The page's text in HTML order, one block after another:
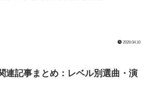
2026.04.10
連記事まとめ：レベル別選曲・演